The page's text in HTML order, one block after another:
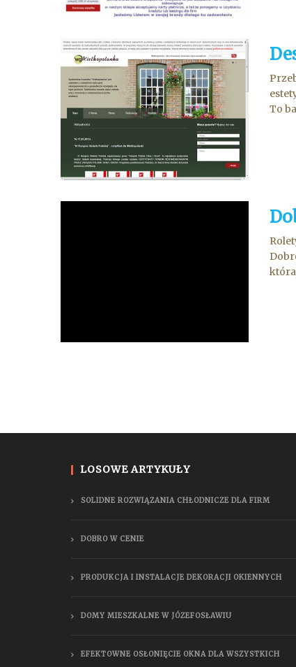
To
która
LOSOWE ARTYKUŁY
SOLIDNE ROZWIĄZANIA CHŁODNICZE DLA FIRM
DOBRO W CENIE
PRODUKCJA I INSTALACJE DEKORACJI OKIENNYCH
DOMY MIESZKALNE W JÓZEFOSŁAWIU
EFEKTOWNE OSŁONIĘCIE OKNA DLA WSZYSTKICH